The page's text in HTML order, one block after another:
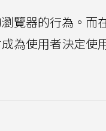
覽器的行為。而
為使用者決定使